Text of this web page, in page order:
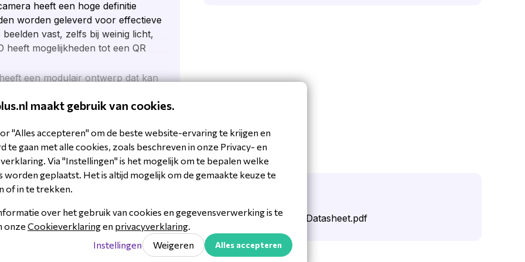
heeft een hoge definitie
worden geleverd voor effectieve
vast, zelfs bij weinig licht,
heeft mogelijkheden tot een QR
een modulair ontwerp dat kan
Kies uit een reeks modules,
om een op maat
touchscreen-interface
gemakkelijk kunnen navigeren
oproepen ontvangen, toegang
eenvoudige aanraking, voor een
bent. De 2N Helios IP Verso
instellingen kunnen
zelfs op afstand deuren kunnen
beheersoftware dit door middel
security & toegangscontrole
2N IP Verso 2.0 Datasheet.pdf
maakt gebruik van cookies.
"Alles accepteren" om de beste website-ervaring te krijgen en
te gaan met alle cookies, zoals beschreven in onze Privacy- en
Via "Instellingen" is het mogelijk om te bepalen welke
worden geplaatst. Het is altijd mogelijk om de gemaakte keuze te
of in te trekken.
over het gebruik van cookies en gegevensverwerking is te
onze Cookieverklaringen privacyverklaring
Instellingen
Weigeren Alles accepteren